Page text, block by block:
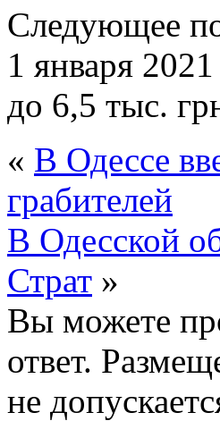
Следующее
1 января
до 6,5 тыс.
« В Одессе
грабителей
В Одесской
Страт »
Вы можете
ответ.
не